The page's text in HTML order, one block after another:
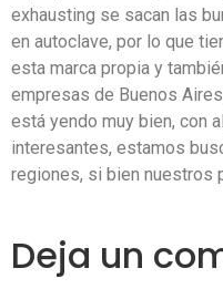
exhausting se sacan las
en autoclave, por lo que
esta marca propia y
empresas de Buenos
está yendo muy bien, con
interesantes, estamos
regiones, si bien nuestros
Deja un